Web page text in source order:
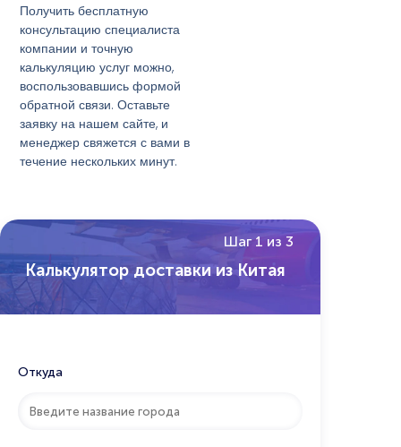
Получить бесплатную
консультацию специалиста
компании и точную
калькуляцию услуг можно,
воспользовавшись формой
обратной связи. Оставьте
заявку на нашем сайте, и
менеджер свяжется с вами в
течение нескольких минут.
Калькулятор доставки из Китая
Шаг 1 из 3
Откуда